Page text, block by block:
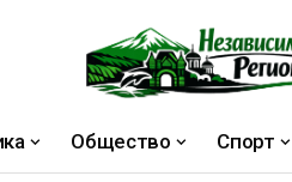
Общество Спорт